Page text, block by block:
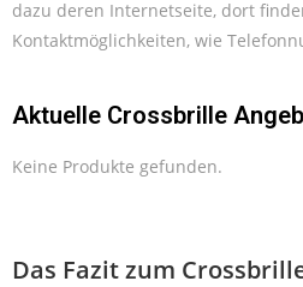
dazu deren Internetseite, dort
Kontaktmöglichkeiten, wie
Aktuelle Crossbrille
Keine Produkte gefunden.
Das Fazit zum